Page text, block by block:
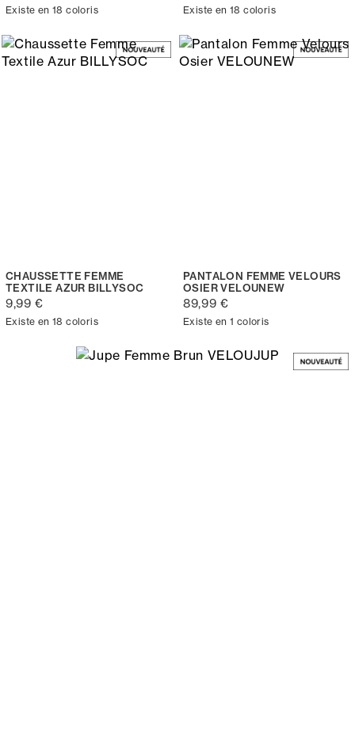
Existe en 18 coloris Existe en 18 coloris
CHAUSSETTE FEMME
TEXTILE AZUR BILLYSOC
9,99 €
Existe en 18 coloris
PANTALON FEMME VELOURS
OSIER VELOUNEW
89,99 €
Existe en 1 coloris